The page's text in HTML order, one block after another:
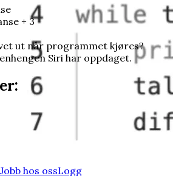
+ 3
ut når programmet kjøres?
Siri har oppdaget.
Jobb hos ossLogg